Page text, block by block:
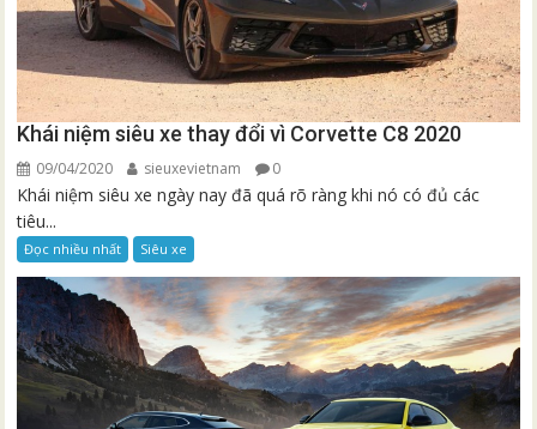
Khái niệm siêu xe thay đổi vì Corvette C8 2020
09/04/2020 sieuxevietnam 0
Khái niệm siêu xe ngày nay đã quá rõ ràng khi nó có đủ các
tiêu...
Đọc nhiều nhất Siêu xe